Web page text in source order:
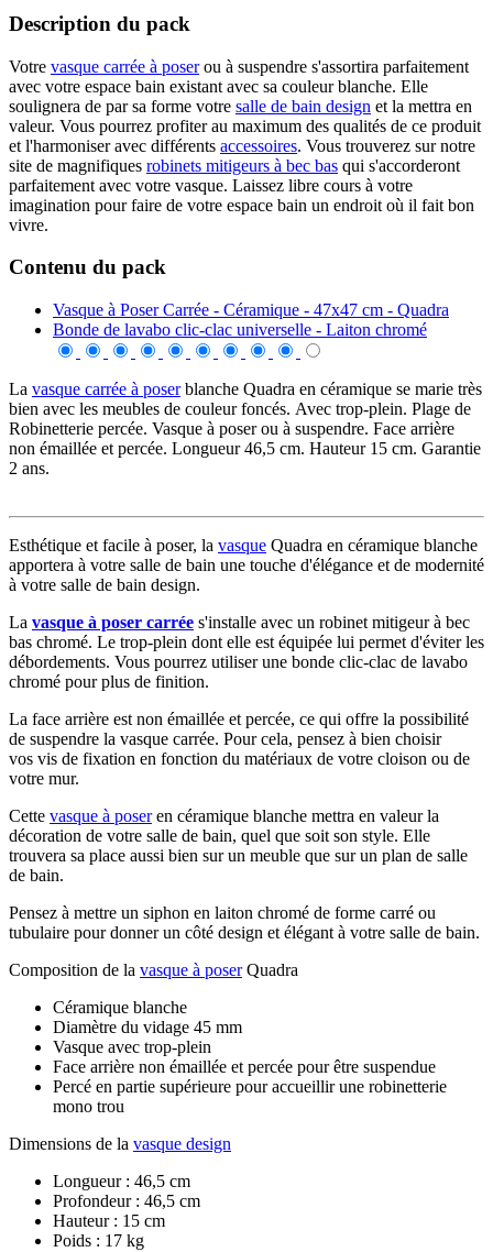
Description du pack
Votre vasque carrée à poserou à suspendre s'assortira parfaitement
avec votre espace bain existant avec sa couleur blanche. Elle
soulignera de par sa forme votre salle de bain design et la mettra en
valeur. Vous pourrez profiter au maximum des qualités de ce produit
et l'harmoniser avec différents accessoires. Vous trouverez sur notre
site de magnifiques robinets mitigeurs à bec bas qui s'accorderont
parfaitement avec votre vasque. Laissez libre cours à votre
imagination pour faire de votre espace bain un endroit où il fait bon
vivre.
Contenu du pack
Vasque à Poser Carrée - Céramique - 47x47 cm - Quadra
Bonde de lavabo clic-clac universelle - Laiton chromé
La vasque carrée à poserblanche Quadra en céramique se marie très
bien avec les meubles de couleur foncés. Avec trop-plein. Plage de
Robinetterie percée. Vasque à poser ou à suspendre. Face arrière
non émaillée et percée. Longueur 46,5 cm. Hauteur 15 cm. Garantie
2 ans.
Esthétique et facile à poser, la vasque Quadra en céramique blanche
apportera à votre salle de bain une touche d'élégance et de modernité
à votre salle de bain design.
La vasque à poser carrée s'installe avec un robinet mitigeur à bec
bas chromé. Le trop-plein dont elle est équipée lui permet d'éviter les
débordements. Vous pourrez utiliser une bonde clic-clac de lavabo
chromé pour plus de finition.
La face arrière est non émaillée et percée, ce qui offre la possibilité
de suspendre la vasque carrée. Pour cela, pensez à bien choisir
vos vis de fixation en fonction du matériaux de votre cloison ou de
votre mur.
Cette vasque à poseren céramique blanche mettra en valeur la
décoration de votre salle de bain, quel que soit son style. Elle
trouvera sa place aussi bien sur un meuble que sur un plan de salle
de bain.
Pensez à mettre un siphon en laiton chromé de forme carré ou
tubulaire pour donner un côté design et élégant à votre salle de bain.
Composition de la vasque à poserQuadra
Céramique blanche
Diamètre du vidage 45 mm
Vasque avec trop-plein
Face arrière non émaillée et percée pour être suspendue
Percé en partie supérieure pour accueillir une robinetterie
mono trou
Dimensions de la vasque design
Longueur : 46,5 cm
Profondeur : 46,5 cm
Hauteur : 15 cm
Poids : 17 kg